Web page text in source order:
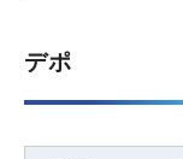
デポ